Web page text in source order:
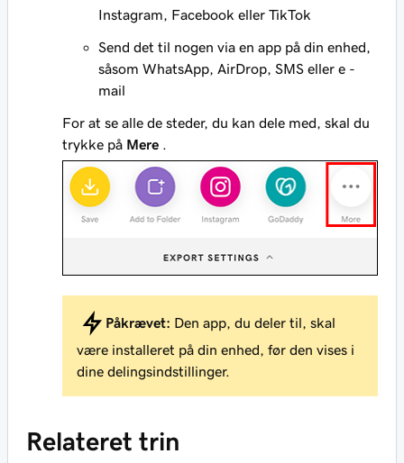
Instagram, Facebook eller TikTok
Send det til nogen via en app på din enhed,
såsom WhatsApp, AirDrop, SMS eller e -
mail
For at se alle de steder, du kan dele med, skal du
trykke på Mere .
Påkrævet: Den app, du deler til, skal
være installeret på din enhed, før den vises i
dine delingsindstillinger.
Relateret trin